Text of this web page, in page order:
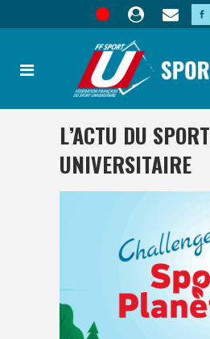
L’ACTU DU SPORT
UNIVERSITAIRE